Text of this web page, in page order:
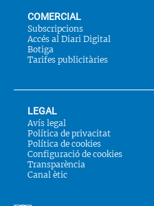
COMERCIAL
Subscripcions
Accés al Diari Digital
Botiga
Tarifes publicitàries
LEGAL
Avís legal
Política de privacitat
Política de cookies
Configuració de cookies
Transparència
Canal ètic